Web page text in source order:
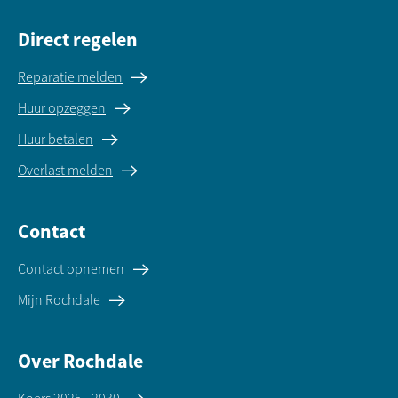
Direct regelen
Reparatie melden
Huur opzeggen
Huur betalen
Overlast melden
Contact
Contact opnemen
Mijn Rochdale
Over Rochdale